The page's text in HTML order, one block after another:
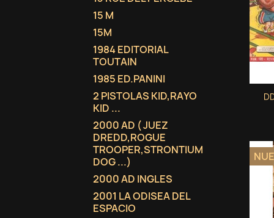
15 M
15M
1984 EDITORIAL
TOUTAIN
1985 ED.PANINI
2 PISTOLAS KID,RAYO
KID ...
2000 AD ( JUEZ
DREDD,ROGUE
TROOPER,STRONTIUM
DOG ...)
2000 AD INGLES
2001 LA ODISEA DEL
ESPACIO